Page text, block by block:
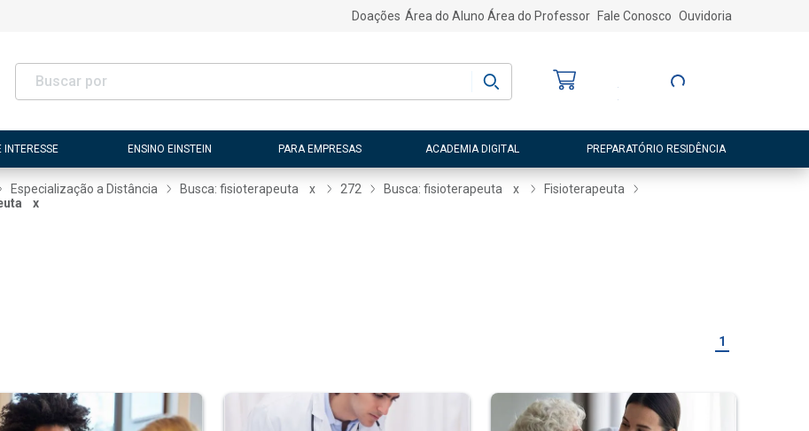
Doações Área do Aluno Área do Professor Fale Conosco Ouvidoria
Entre ou Cadastre-
INTERESSE ENSINO EINSTEIN PARA EMPRESAS ACADEMIA DIGITAL PREPARATÓRIO RESIDÊNCIA
Especialização a Distância Busca: fisioterapeuta x 272 Busca: fisioterapeuta x
Fisioterapeuta
x
1